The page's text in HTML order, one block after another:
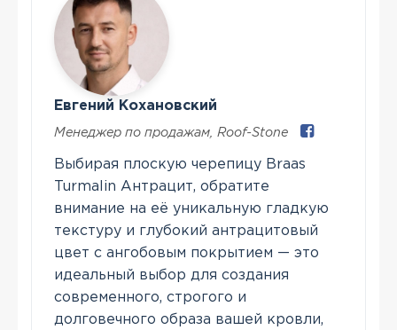
Евгений Кохановский
Менеджер по продажам, Roof-Stone
Выбирая плоскую черепицу Braas
Turmalin Антрацит, обратите
внимание на её уникальную гладкую
текстуру и глубокий антрацитовый
цвет с ангобовым покрытием — это
идеальный выбор для создания
современного, строгого и
долговечного образа вашей кровли,